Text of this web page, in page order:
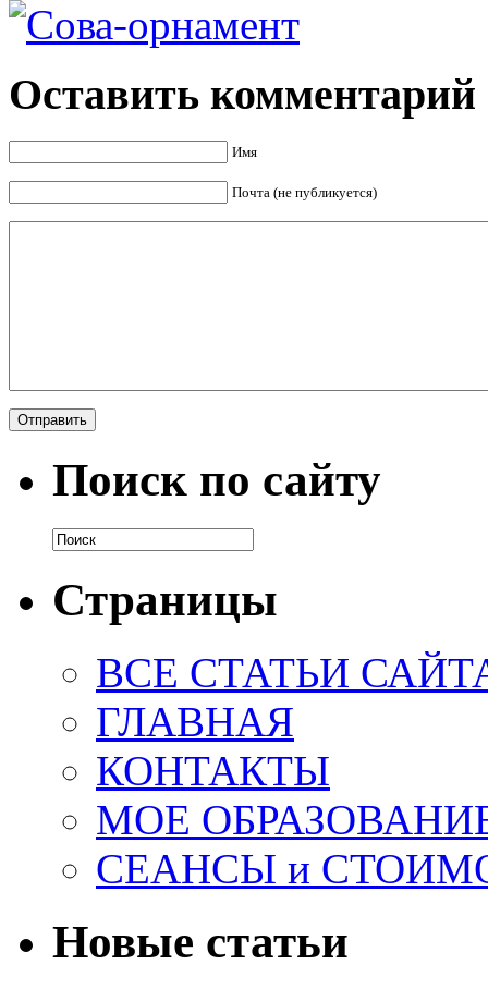
Оставить комментарий
Имя
Почта (не публикуется)
Поиск по сайту
Страницы
ВСЕ СТАТЬИ
ГЛАВНАЯ
КОНТАКТЫ
МОЕ
СЕАНСЫ и
Новые статьи